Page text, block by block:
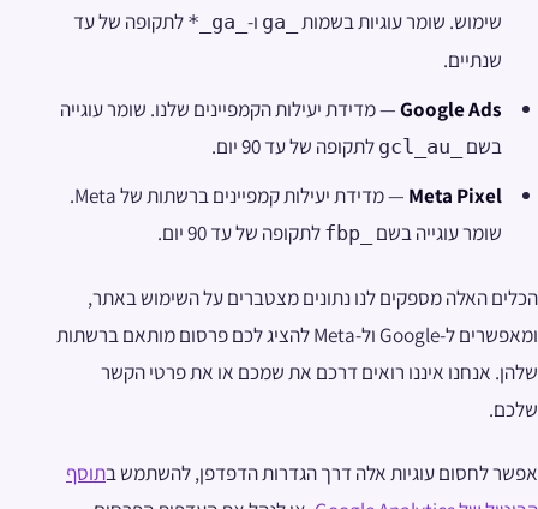
שימוש. שומר עוגיות בשמות
ו-
לתקופה של עד
שנתיים.
Google Ads— מדידת יעילות הקמפיינים שלנו. שומר עוגייה
בשם
לתקופה של עד 90 יום.
Meta Pixel
— מדידת יעילות קמפיינים ברשתות של Meta.
שומר עוגייה בשם
_fbp לתקופה של עד 90 יום.
הכלים האלה מספקים לנו נתונים מצטברים על השימוש באתר,
ומאפשרים ל-Google ול-Meta להציג לכם פרסום מותאם ברשתות
שלהן. אנחנו איננו רואים דרכם את שמכם או את פרטי הקשר
שלכם.
אפשר לחסום עוגיות אלה דרך הגדרות הדפדפן, להשתמש בתוסף